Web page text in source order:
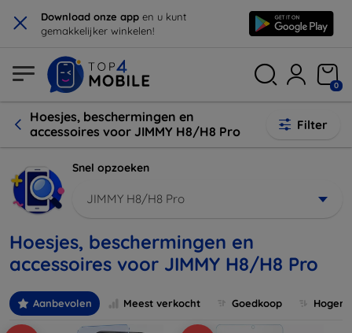
× Download onze app en u kunt
gemakkelijker winkelen!
0
Hoesjes, beschermingen en
accessoires voor JIMMY H8/H8 Pro
Filter
Snel opzoeken
JIMMY H8/H8 Pro
Hoesjes, beschermingen en
accessoires voor JIMMY H8/H8 Pro
Aanbevolen Meest verkocht Goedkoop